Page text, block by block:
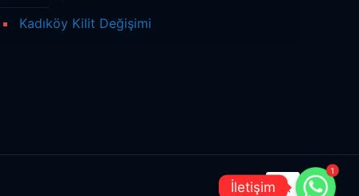
Kadıköy Kilit Değişimi
1
İletişim